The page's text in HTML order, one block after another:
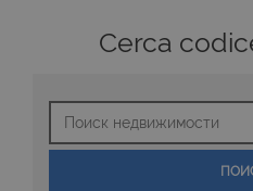
Cerca